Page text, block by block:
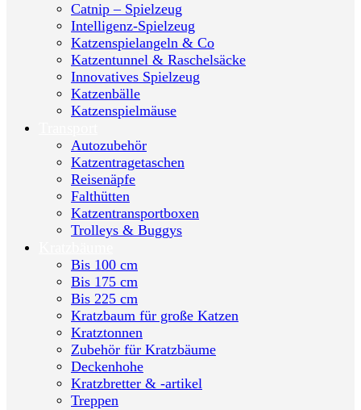
Catnip – Spielzeug
Intelligenz-Spielzeug
Katzenspielangeln & Co
Katzentunnel & Raschelsäcke
Innovatives Spielzeug
Katzenbälle
Katzenspielmäuse
Autozubehör
Katzentragetaschen
Reisenäpfe
Falthütten
Katzentransportboxen
Trolleys & Buggys
Bis 100 cm
Bis 175 cm
Bis 225 cm
Kratzbaum für große Katzen
Kratztonnen
Zubehör für Kratzbäume
Deckenhohe
Kratzbretter & -artikel
Treppen